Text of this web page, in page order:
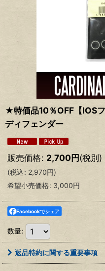
★特価品10％OFF【IOS
ディフェンダー
販売価格: 2,700円(税別)
(税込: 2,970円)
希望小売価格: 3,000円
Facebookでシェア
数量:
返品特約に関する重要事項